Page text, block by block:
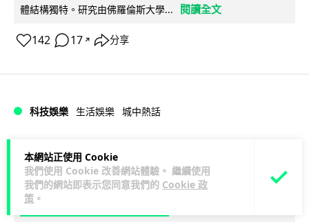
本網站正使用 Cookie
我們使用 Cookie 改善網站體驗。 繼續使用
我們的網站即表示您同意我們的 Cookie 政
策 。
體結構獨特。研究由佛羅倫斯大學...
閱讀全文
142 17 ↗ 分享
科技娛樂 生活娛樂 城中熱話
Lawton 1 日
港鐵紅磡站現「黐地銀包」 原來是藝術
品呃足全港市民兩年